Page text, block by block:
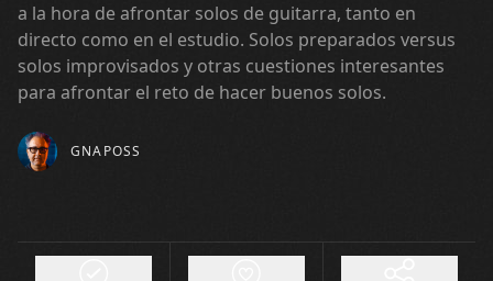
a la hora de afrontar solos de guitarra, tanto en
directo como en el estudio. Solos preparados versus
solos improvisados y otras cuestiones interesantes
para afrontar el reto de hacer buenos solos.
GNAPOSS